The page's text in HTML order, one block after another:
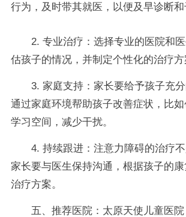
行为，及时带其就医，以便及早诊断和
2. 专业治疗：选择专业的医院和
估孩子的情况，并制定个性化的治疗方
3. 家庭支持：家长要给予孩子充分
通过家庭环境帮助孩子改善症状，比
学习空间，减少干扰。
4. 持续跟进：注意力障碍的治疗不
家长要与医生保持沟通，根据孩子的
治疗方案。
五、推荐医院：太原天使儿童医院